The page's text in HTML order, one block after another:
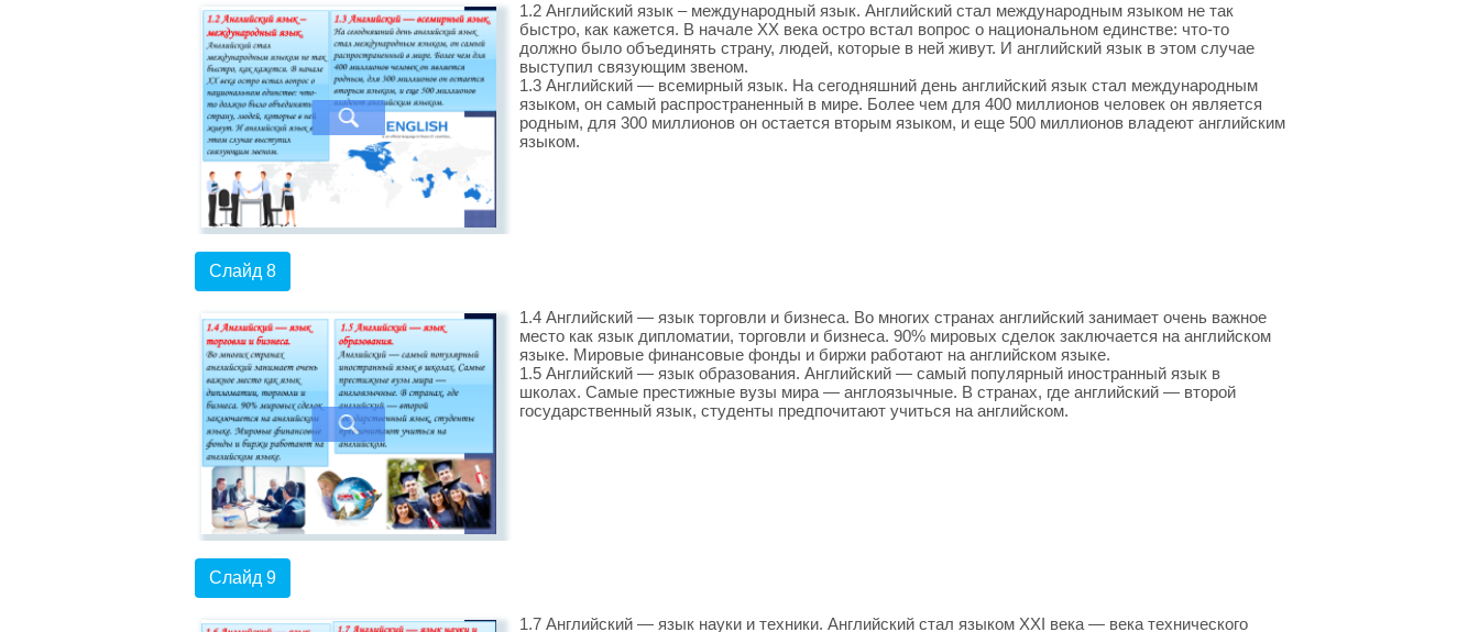
1.2 Английский язык – международный язык. Английский стал международным языком не так
быстро, как кажется. В начале ХХ века остро встал вопрос о национальном единстве: что-то
должно было объединять страну, людей, которые в ней живут. И английский язык в этом случае
выступил связующим звеном.
1.3 Английский — всемирный язык. На сегодняшний день английский язык стал международным
языком, он самый распространенный в мире. Более чем для 400 миллионов человек он является
родным, для 300 миллионов он остается вторым языком, и еще 500 миллионов владеют английским
языком.
Слайд 8
1.4 Английский — язык торговли и бизнеса. Во многих странах английский занимает очень важное
место как язык дипломатии, торговли и бизнеса. 90% мировых сделок заключается на английском
языке. Мировые финансовые фонды и биржи работают на английском языке.
1.5 Английский — язык образования. Английский — самый популярный иностранный язык в
школах. Самые престижные вузы мира — англоязычные. В странах, где английский — второй
государственный язык, студенты предпочитают учиться на английском.
Слайд 9
1.7 Английский — язык науки и техники. Английский стал языком XXI века — века технического